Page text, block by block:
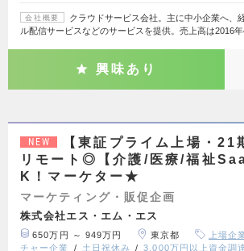
会社概要
クラウドサービス会社。主に中小企業へ、
ル配信サービスなどのサービスを提供。売上高は2016
興味あり
NEW
【東証プライム上場・21
リモート◎【介護/医療/福祉
K！マーケター★
マーケティング・販促企画
株式会社エス・エム・エス
650万円 ～ 949万円 東京都 上場企
チャー企業
土日祝休み 3,000万円以上資金調